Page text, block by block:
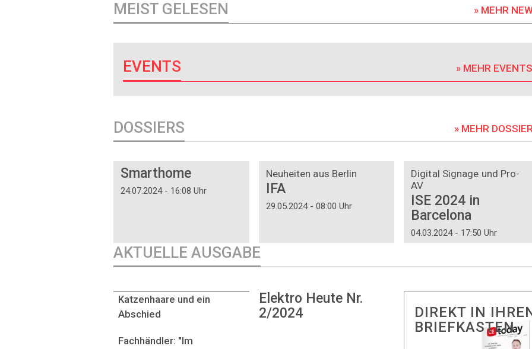
MEIST GELESEN » MEHR
EVENTS » MEHR EVENTS
DOSSIERS » MEHR
Smarthome
24.07.2024 - 16:08 Uhr
Neuheiten aus Berlin
IFA
29.05.2024 - 08:00 Uhr
Digital Signage und Pro-
AV
ISE 2024 in
Barcelona
04.03.2024 - 17:50 Uhr
AKTUELLE AUSGABE
Elektro Heute Nr.
2/2024
Katzenhaare und ein
Abschied
Fachhändler: "Im
DIREKT IN
BRIEFKASTEN